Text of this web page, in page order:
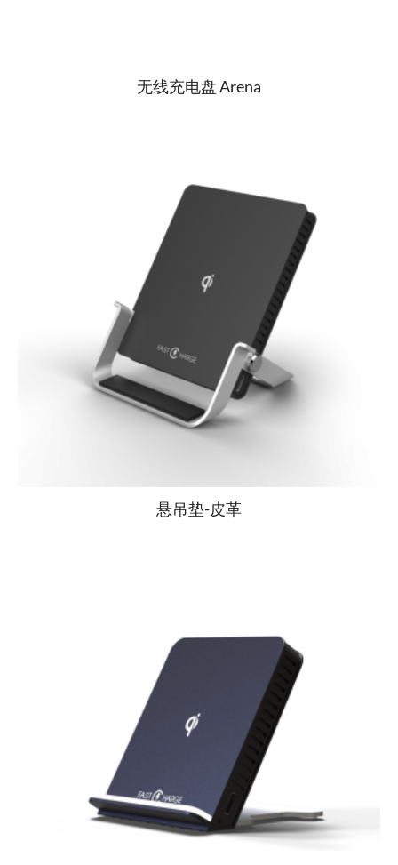
无线充电盘 Arena
悬吊垫-皮革